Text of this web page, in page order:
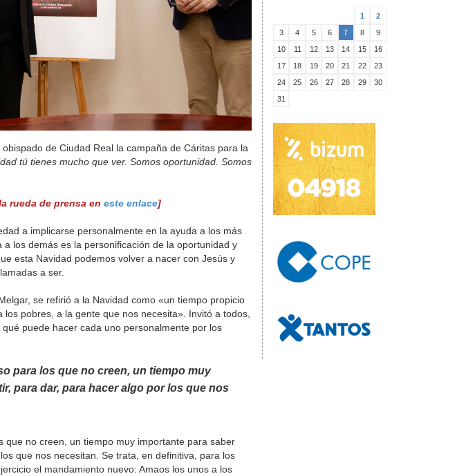
de Ciudad Real la campaña de Cáritas para la
tú tienes mucho que ver. Somos oportunidad. Somos
rueda de prensa en este enlace]
a implicarse personalmente en la ayuda a los más
los demás es la personificación de la oportunidad y
esta Navidad podemos volver a nacer con Jesús y
a ser.
se refirió a la Navidad como «un tiempo propicio
pobres, a la gente que nos necesita». Invitó a todos,
puede hacer cada uno personalmente por los
para los que no creen, un tiempo muy
para dar, para hacer algo por los que nos
que no creen, un tiempo muy importante para saber
que nos necesitan. Se trata, en definitiva, para los
el mandamiento nuevo: Amaos los unos a los
1
2
3
4 5 6 7 8
9
10
11 12 13 14 15
16
17
18 19 20 21 22
23
24
25 26 27 28 29
30
31